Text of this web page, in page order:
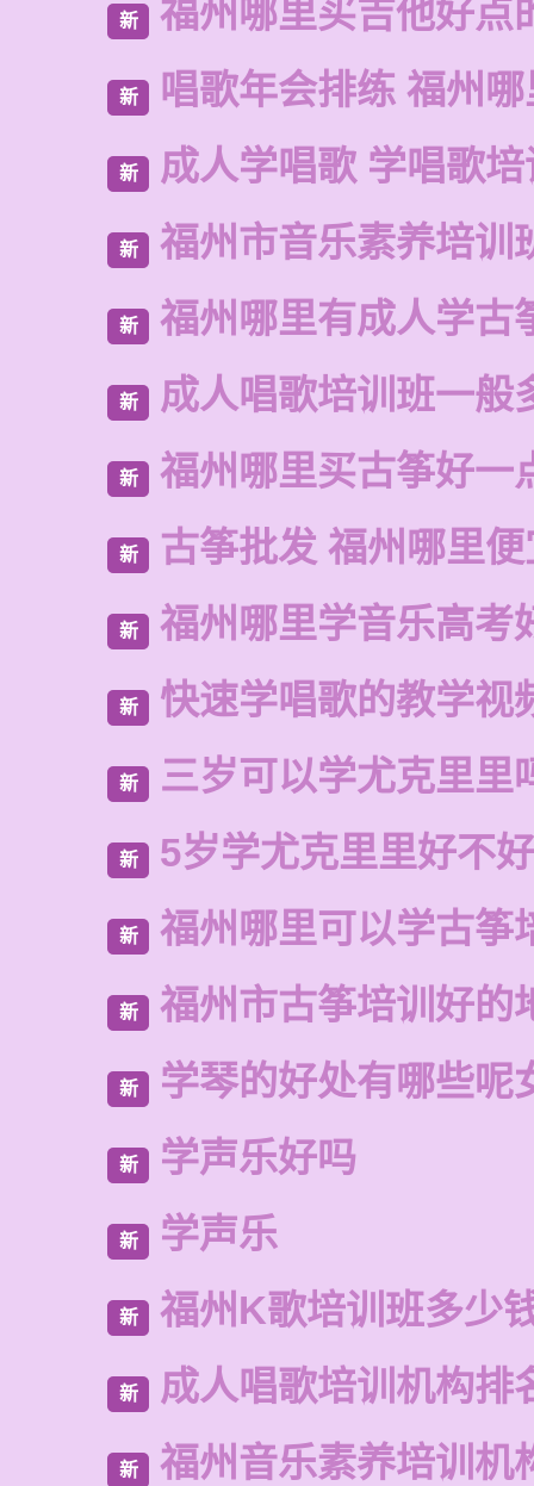
新 福州哪里买吉他好点
新 唱歌年会排练 福州
新 成人学唱歌 学唱歌培
新 福州市音乐素养培训
新 福州哪里有成人学古
新 成人唱歌培训班一般
新 福州哪里买古筝好一
新 古筝批发 福州哪里
新 福州哪里学音乐高考
新 快速学唱歌的教学视
新 三岁可以学尤克里里
新 5岁学尤克里里好不好
新 福州哪里可以学古筝
新 福州市古筝培训好的
新 学琴的好处有哪些呢
新 学声乐好吗
新 学声乐
新 福州K歌培训班多少
新 成人唱歌培训机构排
新 福州音乐素养培训机